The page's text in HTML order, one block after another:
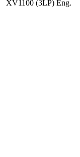
XV1100 (3LP) Eng.